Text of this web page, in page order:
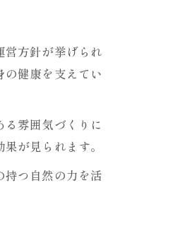
方針が挙げられ
健康を支えてい
雰囲気づくりに
が見られます。
つ自然の力を活